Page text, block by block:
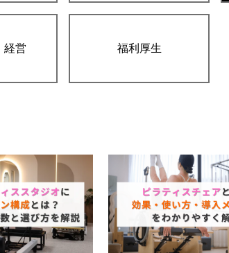
経営 福利厚生